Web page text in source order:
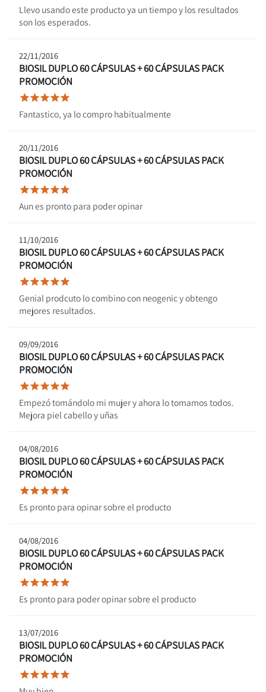
Llevo usando este producto ya un tiempo y los resultados
son los esperados.
22/11/2016
BIOSIL DUPLO 60 CÁPSULAS + 60 CÁPSULAS PACK
PROMOCIÓN

Fantastico, ya lo compro habitualmente
20/11/2016
BIOSIL DUPLO 60 CÁPSULAS + 60 CÁPSULAS PACK
PROMOCIÓN

Aun es pronto para poder opinar
11/10/2016
BIOSIL DUPLO 60 CÁPSULAS + 60 CÁPSULAS PACK
PROMOCIÓN

Genial prodcuto lo combino con neogenic y obtengo
mejores resultados.
09/09/2016
BIOSIL DUPLO 60 CÁPSULAS + 60 CÁPSULAS PACK
PROMOCIÓN

Empezó tomándolo mi mujer y ahora lo tomamos todos.
Mejora piel cabello y uñas
04/08/2016
BIOSIL DUPLO 60 CÁPSULAS + 60 CÁPSULAS PACK
PROMOCIÓN

Es pronto para opinar sobre el producto
04/08/2016
BIOSIL DUPLO 60 CÁPSULAS + 60 CÁPSULAS PACK
PROMOCIÓN

Es pronto para poder opinar sobre el producto
13/07/2016
BIOSIL DUPLO 60 CÁPSULAS + 60 CÁPSULAS PACK
PROMOCIÓN
